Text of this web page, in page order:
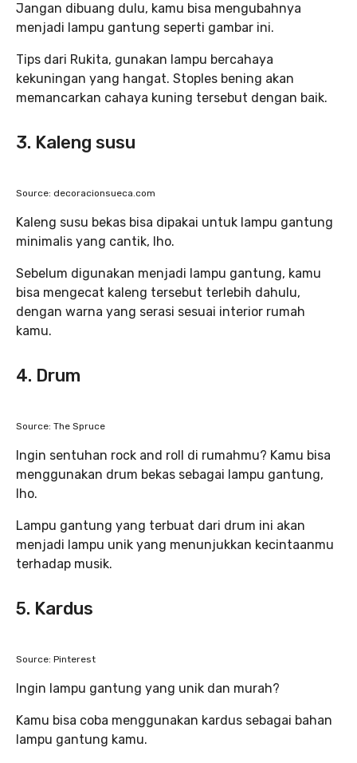
Jangan dibuang dulu, kamu bisa mengubahnya
menjadi lampu gantung seperti gambar ini.
Tips dari Rukita, gunakan lampu bercahaya
kekuningan yang hangat. Stoples bening akan
memancarkan cahaya kuning tersebut dengan baik.
3. Kaleng susu
Source: decoracionsueca.com
Kaleng susu bekas bisa dipakai untuk lampu gantung
minimalis yang cantik, lho.
Sebelum digunakan menjadi lampu gantung, kamu
bisa mengecat kaleng tersebut terlebih dahulu,
dengan warna yang serasi sesuai interior rumah
kamu.
4. Drum
Source: The Spruce
Ingin sentuhan rock and roll di rumahmu? Kamu bisa
menggunakan drum bekas sebagai lampu gantung,
lho.
Lampu gantung yang terbuat dari drum ini akan
menjadi lampu unik yang menunjukkan kecintaanmu
terhadap musik.
5. Kardus
Source: Pinterest
Ingin lampu gantung yang unik dan murah?
Kamu bisa coba menggunakan kardus sebagai bahan
lampu gantung kamu.